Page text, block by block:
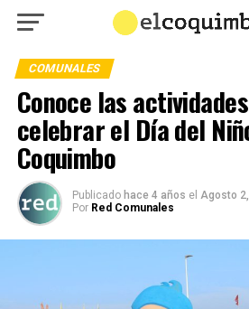
COMUNALES
Conoce las
celebrar el Día del
Coquimbo
Publicado hace 4 años el Agosto
Por Red Comunales